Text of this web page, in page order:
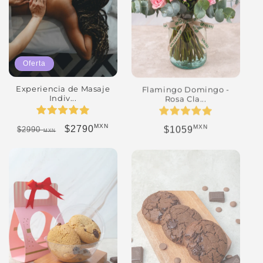
Oferta
Experiencia de Masaje
Indiv...
Precio habitual
$2990MXN Precio de oferta
$2790MXN
Flamingo Domingo -
Rosa Cla...
Precio habitual
$1059MXN